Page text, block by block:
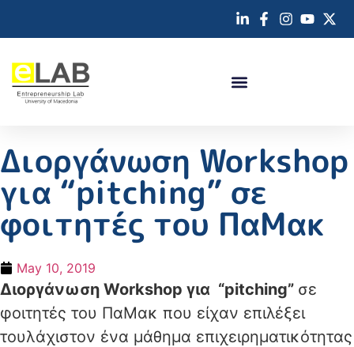
Διοργάνωση Workshop
για “pitching” σε
φοιτητές του ΠαΜακ
May 10, 2019
Διοργάνωση Workshop για “pitching” σε
φοιτητές του ΠαΜακ που είχαν επιλέξει
τουλάχιστον ένα μάθημα επιχειρηματικότητας